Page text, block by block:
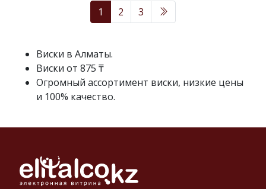
1 2 3
Виски в Алматы.
Виски от 875 ₸
Огромный ассортимент виски, низкие цены
и 100% качество.